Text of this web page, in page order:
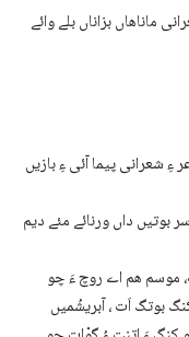
ماناھاں بزاناں بلے وائے
شعرانی پیما آئی ءِ بازیں
بوتیں داں ورنائے مئے دیم
موسم ھم اے روچ ءَ چو
بوتگ اَت ، آبریشُمیں